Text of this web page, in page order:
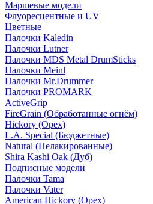
Маршевые модели
Флуоресцентные и UV
Цветные
Палочки Kaledin
Палочки Lutner
Палочки MDS Metal DrumSticks
Палочки Meinl
Палочки Mr.Drummer
Палочки PROMARK
ActiveGrip
FireGrain (Обработанные огнём)
Hickory (Орех)
L.A. Special (Бюджетные)
Natural (Нелакированные)
Shira Kashi Oak (Дуб)
Подписные модели
Палочки Tama
Палочки Vater
American Hickory (Орех)